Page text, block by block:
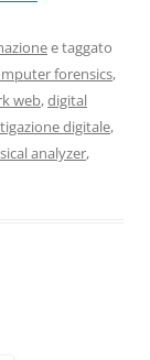
e taggato
forensics,
web,digital
digitale,
analyzer,